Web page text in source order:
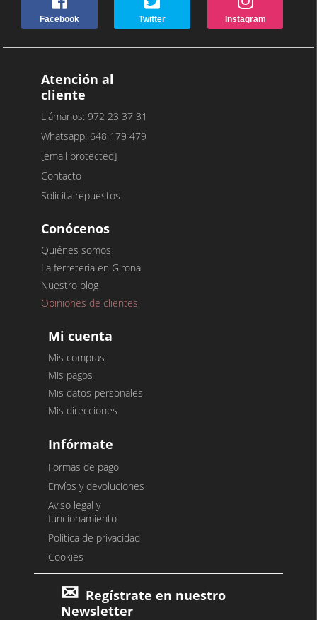
Facebook Twitter Instagram
Atención al
cliente
Llámanos: 972 23 37 31
Whatsapp: 648 179 479
[email protected]
Contacto
Solicita repuestos
Conócenos
Quiénes somos
La ferretería en Girona
Nuestro blog
Opiniones de clientes
Mi cuenta
Mis compras
Mis pagos
Mis datos personales
Mis direcciones
Infórmate
Formas de pago
Envíos y devoluciones
Aviso legal y
funcionamiento
Política de privacidad
Cookies
Regístrate en nuestro
Newsletter